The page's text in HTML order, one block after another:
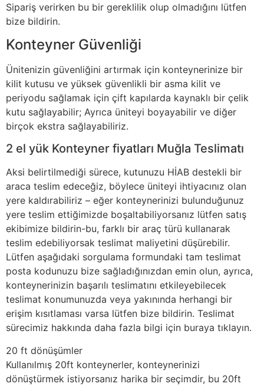
Sipariş verirken bu bir gereklilik olup olmadığını lütfen
bize bildirin.
Konteyner Güvenliği
Ünitenizin güvenliğini artırmak için konteynerinize bir
kilit kutusu ve yüksek güvenlikli bir asma kilit ve
periyodu sağlamak için çift kapılarda kaynaklı bir çelik
kutu sağlayabilir; Ayrıca üniteyi boyayabilir ve diğer
birçok ekstra sağlayabiliriz.
2 el yük Konteyner fiyatları Muğla Teslimatı
Aksi belirtilmediği sürece, kutunuzu HİAB destekli bir
araca teslim edeceğiz, böylece üniteyi ihtiyacınız olan
yere kaldırabiliriz – eğer konteynerinizi bulunduğunuz
yere teslim ettiğimizde boşaltabiliyorsanız lütfen satış
ekibimize bildirin-bu, farklı bir araç türü kullanarak
teslim edebiliyorsak teslimat maliyetini düşürebilir.
Lütfen aşağıdaki sorgulama formundaki tam teslimat
posta kodunuzu bize sağladığınızdan emin olun, ayrıca,
konteynerinizin başarılı teslimatını etkileyebilecek
teslimat konumunuzda veya yakınında herhangi bir
erişim kısıtlaması varsa lütfen bize bildirin. Teslimat
sürecimiz hakkında daha fazla bilgi için buraya tıklayın.
20 ft dönüşümler
Kullanılmış 20ft konteynerler, konteynerinizi
dönüştürmek istiyorsanız harika bir seçimdir, bu 20ft